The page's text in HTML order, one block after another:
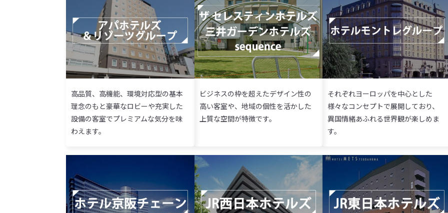
高品質、高機能、環境対応型の基本
理念のもと豪華なロビーや充実した
設備の客室でプレミアムな気分を味
わえます。
ビジネスの枠を超えたデザイン性の
高い客室や、地域の個性を活かした
上質な空間が特徴です。
それぞれヨーロッパを中心とした
様々なコンセプトで展開しており、
異国情緒あふれる世界観が楽しめま
す。